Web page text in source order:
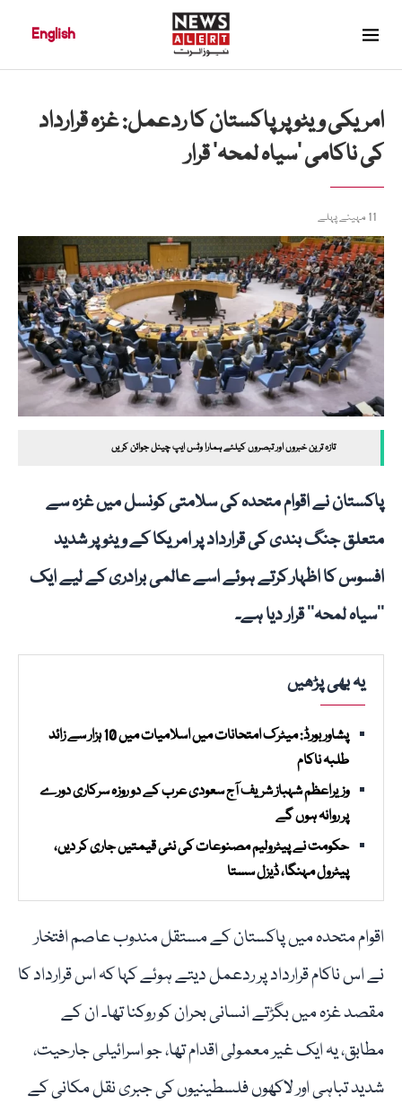
English
امریکی ویٹو پر پاکستان کا ردعمل: غزہ قرارداد
کی ناکامی ’سیاہ لمحہ‘ قرار
11 مہینے پہلے
تازہ ترین خبروں اور تبصروں کیلئے ہمارا وٹس ایپ چینل جوائن کریں
پاکستان نے اقوام متحدہ کی سلامتی کونسل میں غزہ سے
متعلق جنگ بندی کی قرارداد پر امریکا کے ویٹو پر شدید
افسوس کا اظہار کرتے ہوئے اسے عالمی برادری کے لیے ایک
’’سیاہ لمحہ‘‘ قرار دیا ہے۔
یہ بھی پڑھیں
پشاور بورڈ: میٹرک امتحانات میں اسلامیات میں 10 ہزار سے زائد
طلبہ ناکام
وزیراعظم شہباز شریف آج سعودی عرب کے دو روزہ سرکاری دورے
پر روانہ ہوں گے
حکومت نے پیٹرولیم مصنوعات کی نئی قیمتیں جاری کر دیں،
پیٹرول مہنگا، ڈیزل سستا
اقوام متحدہ میں پاکستان کے مستقل مندوب عاصم افتخار
نے اس ناکام قرارداد پر ردعمل دیتے ہوئے کہا کہ اس قرارداد کا
مقصد غزہ میں بگڑتے انسانی بحران کو روکنا تھا۔ ان کے
مطابق، یہ ایک غیر معمولی اقدام تھا، جو اسرائیلی جارحیت،
شدید تباہی اور لاکھوں فلسطینیوں کی جبری نقل مکانی کے